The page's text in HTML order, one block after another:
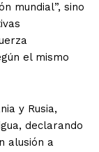
mundial”, sino
el mismo
y Rusia,
declarando
alusión a